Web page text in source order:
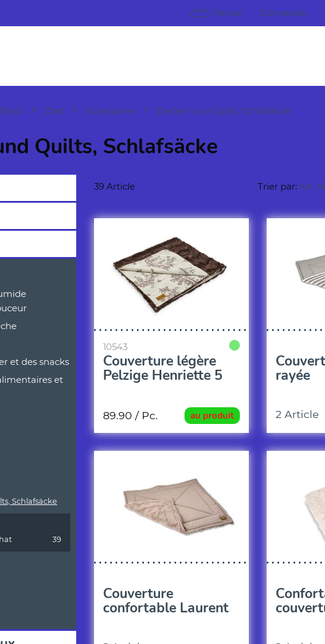
Panier Connexion
Chat Accessoires Decken und Quilts, Schlafsäcke
Quilts, Schlafsäcke
et des snacks
et
Schlafsäcke
39
Trier par: Art.
39 Article
10543
Couverture légère
Pelzige Henriette 5
au produit
89.90 / Pc.
rayée
2 Article
Couverture
confortable Laurent